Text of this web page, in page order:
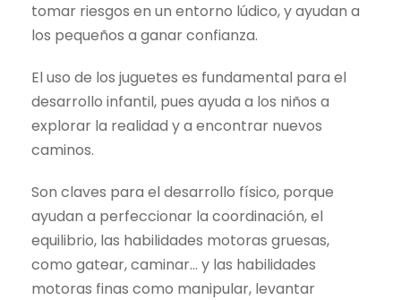
tomar riesgos en un entorno lúdico, y ayudan a
los pequeños a ganar confianza.
El uso de los juguetes es fundamental para el
desarrollo infantil, pues ayuda a los niños a
explorar la realidad y a encontrar nuevos
caminos.
Son claves para el desarrollo físico, porque
ayudan a perfeccionar la coordinación, el
equilibrio, las habilidades motoras gruesas,
como gatear, caminar… y las habilidades
motoras finas como manipular, levantar